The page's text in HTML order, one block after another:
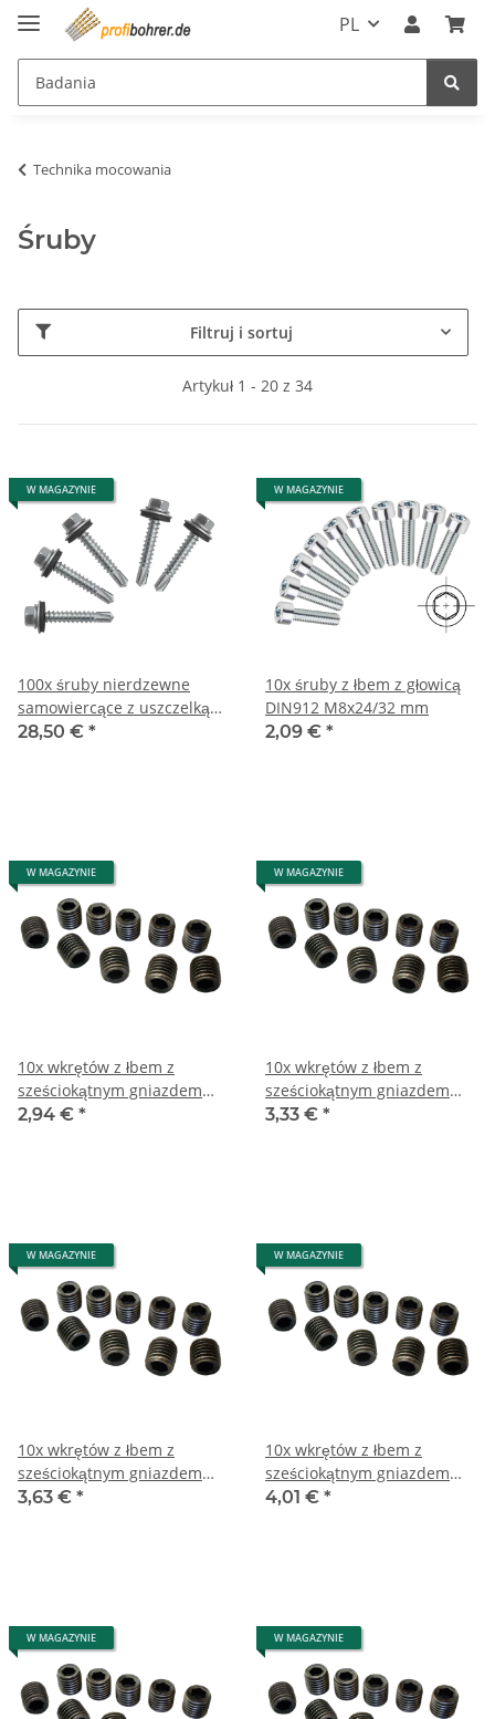
PL
Technika mocowania
Śruby
Filtruj i sortuj
Artykuł 1 - 20 z 34
W MAGAZYNIE
100x śruby nierdzewne
samowiercące z uszczelką
6,3x25 mm
28,50 € *
W MAGAZYNIE
10x śruby z łbem z głowicą
DIN912 M8x24/32 mm
2,09 € *
W MAGAZYNIE
10x wkrętów z łbem z
sześciokątnym gniazdem
M10x12 mm
2,94 € *
W MAGAZYNIE
10x wkrętów z łbem z
sześciokątnym gniazdem
M12x12 mm
3,33 € *
W MAGAZYNIE
10x wkrętów z łbem z
sześciokątnym gniazdem
M14x14 mm
3,63 € *
W MAGAZYNIE
10x wkrętów z łbem z
sześciokątnym gniazdem
M16x16 mm
4,01 € *
W MAGAZYNIE W MAGAZYNIE